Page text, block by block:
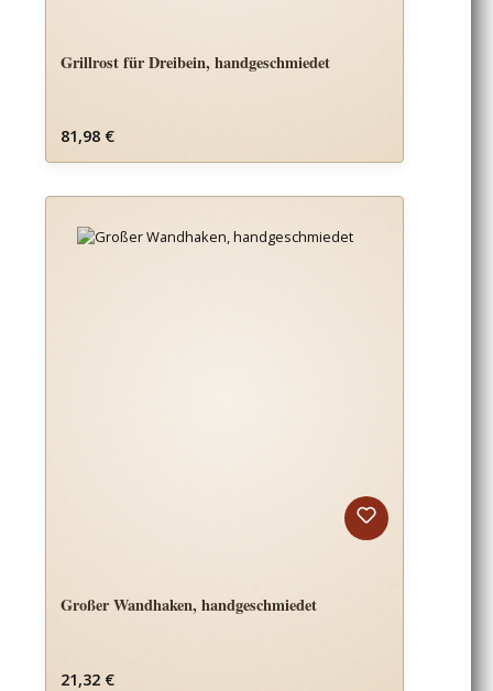
Grillrost für Dreibein, handgeschmiedet
Regulärer Preis:
81,98 €
Großer Wandhaken, handgeschmiedet
Regulärer Preis:
21,32 €